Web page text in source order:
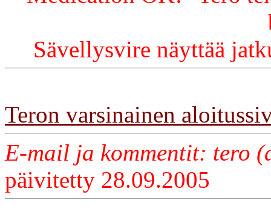
Sävellysvire näyttää
Teron varsinainen
E-mail ja kommentit: tero
päivitetty 28.09.2005